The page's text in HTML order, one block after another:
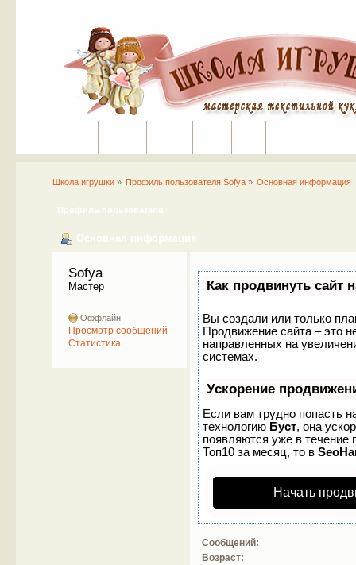
Школа игрушки» Профиль пользователя Sofya » Основная информация
Профиль пользователя
Основная информация
Sofya
Мастер
Оффлайн
Просмотр сообщений
Статистика
Как продвинуть сайт
Вы создали или только
Продвижение сайта – это
направленных на
системах.
Ускорение
Если вам трудно попасть
технологию Буст, она
появляются уже в течение
Топ10 за месяц, то в
Начать
Сообщений:
Возраст: